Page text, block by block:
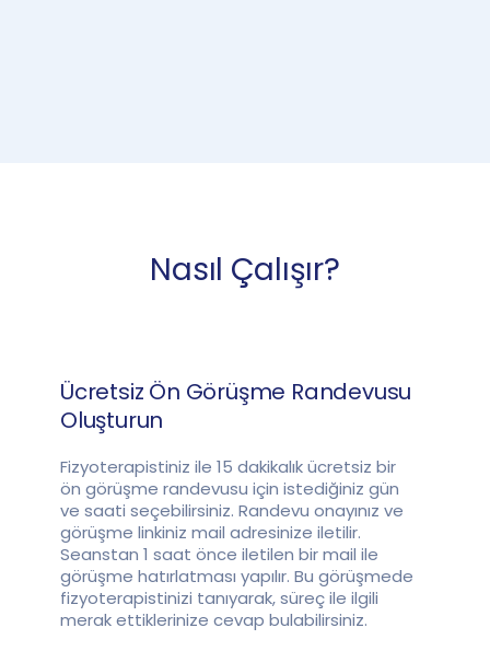
Nasıl Çalışır?
Ücretsiz Ön Görüşme Randevusu
Oluşturun
Fizyoterapistiniz ile 15 dakikalık ücretsiz bir
ön görüşme randevusu için istediğiniz gün
ve saati seçebilirsiniz. Randevu onayınız ve
görüşme linkiniz mail adresinize iletilir.
Seanstan 1 saat önce iletilen bir mail ile
görüşme hatırlatması yapılır. Bu görüşmede
fizyoterapistinizi tanıyarak, süreç ile ilgili
merak ettiklerinize cevap bulabilirsiniz.